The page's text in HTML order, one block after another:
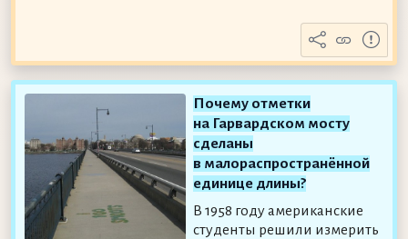
Почему отметки
на Гарвардском мосту
сделаны
в малораспространённой
единице длины?
В 1958 году американские
студенты решили измерить